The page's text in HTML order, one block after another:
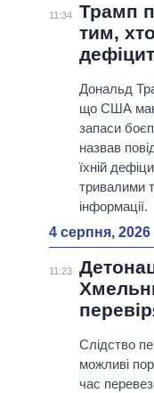
11:34
Трамп
тим,
Дональд
що США
запаси
назвав
їхній
тривалими
інформації.
4 серпня, 2026
11:23
Слідство
можливі
час